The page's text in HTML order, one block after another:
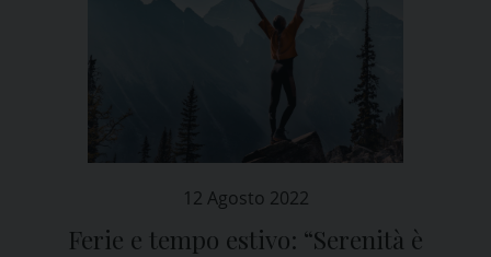
12 Agosto 2022
Ferie e tempo estivo: “Serenità è